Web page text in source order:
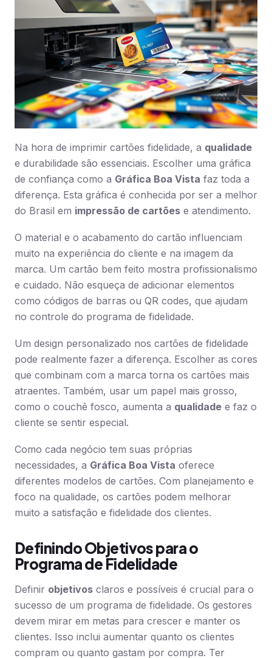
Na hora de imprimir cartões fidelidade, a qualidade
e durabilidade são essenciais. Escolher uma gráfica
de confiança como a Gráfica Boa Vista faz toda a
diferença. Esta gráfica é conhecida por ser a melhor
do Brasil em impressão de cartões e atendimento.
O material e o acabamento do cartão influenciam
muito na experiência do cliente e na imagem da
marca. Um cartão bem feito mostra profissionalismo
e cuidado. Não esqueça de adicionar elementos
como códigos de barras ou QR codes, que ajudam
no controle do programa de fidelidade.
Um design personalizado nos cartões de fidelidade
pode realmente fazer a diferença. Escolher as cores
que combinam com a marca torna os cartões mais
atraentes. Também, usar um papel mais grosso,
como o couchê fosco, aumenta a qualidade e faz o
cliente se sentir especial.
Como cada negócio tem suas próprias
necessidades, a Gráfica Boa Vista oferece
diferentes modelos de cartões. Com planejamento e
foco na qualidade, os cartões podem melhorar
muito a satisfação e fidelidade dos clientes.
Definindo Objetivos para o
Programa de Fidelidade
Definir objetivos claros e possíveis é crucial para o
sucesso de um programa de fidelidade. Os gestores
devem mirar em metas para crescer e manter os
clientes. Isso inclui aumentar quanto os clientes
compram ou quanto gastam por compra. Ter